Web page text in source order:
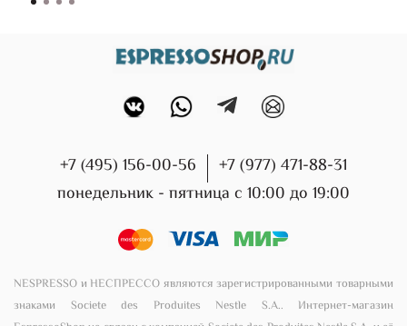
+7 (495) 156-00-56
+7 (977) 471-88-31
понедельник - пятница с 10:00 до 19:00
NESPRESSO и НЕСПРЕССО являются зарегистрированными товарными
знаками Societe des Produites Nestle S.A.. Интернет-магазин